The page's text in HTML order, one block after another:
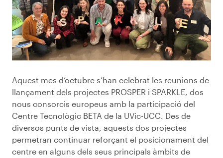
Aquest mes d’octubre s’han celebrat les reunions de
llançament dels projectes PROSPER i SPARKLE, dos
nous consorcis europeus amb la participació del
Centre Tecnològic BETA de la UVic-UCC. Des de
diversos punts de vista, aquests dos projectes
permetran continuar reforçant el posicionament del
centre en alguns dels seus principals àmbits de